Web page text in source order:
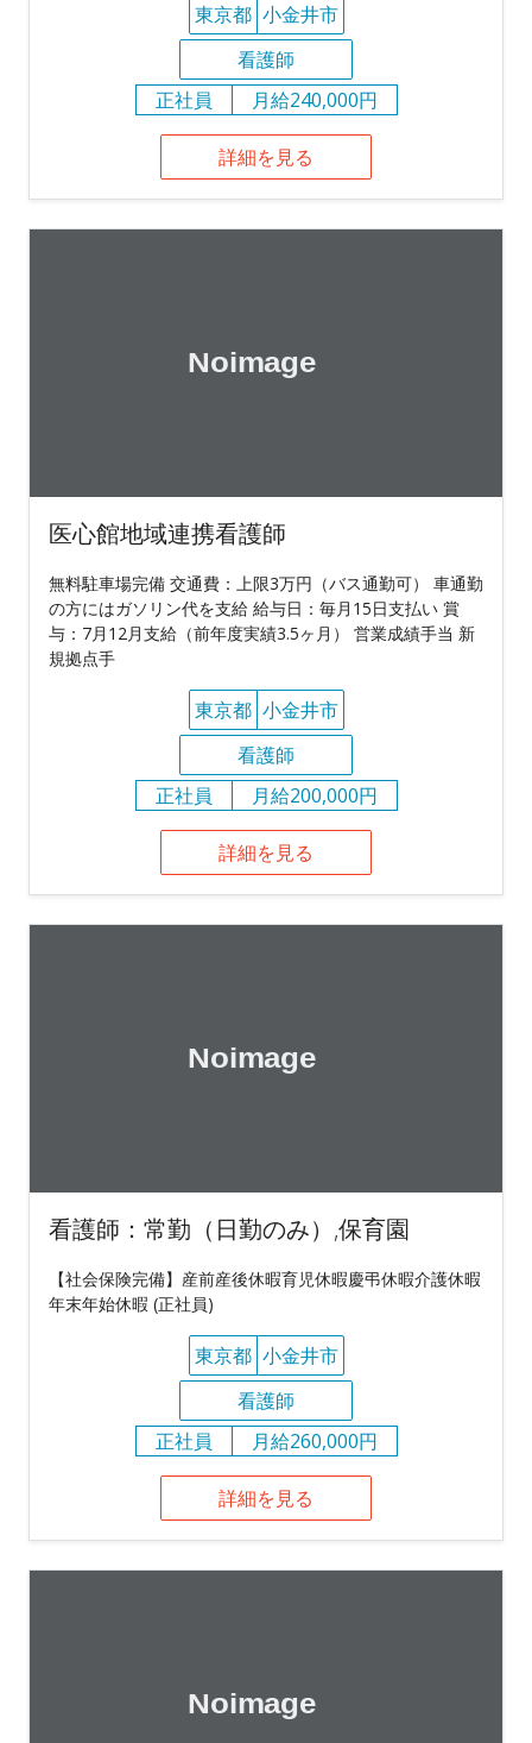
東京都 小金井市
看護師
正社員
月給240,000円
詳細を見る
医心館地域連携看護師
無料駐車場完備 交通費：上限3万円（バス通勤可） 車通勤
の方にはガソリン代を支給 給与日：毎月15日支払い 賞
与：7月12月支給（前年度実績3.5ヶ月） 営業成績手当 新
規拠点手
東京都 小金井市
看護師
正社員
月給200,000円
詳細を見る
看護師：常勤（日勤のみ）,保育園
【社会保険完備】産前産後休暇育児休暇慶弔休暇介護休暇
年末年始休暇 (正社員)
東京都 小金井市
看護師
正社員
月給260,000円
詳細を見る